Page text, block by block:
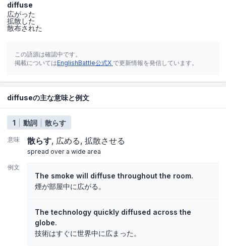
diffuse
広がった
拡散した
散布された
この語源は確認中です。
掲載についてはEnglishBattle公式X で更新情報を発信しています。
diffuseの主な意味と例文
1 動詞 散らす
意味 散らす 広める 拡散させる
spread over a wide area
例文
The smoke will diffuse throughout the room.
煙が部屋中に広がる。
The technology quickly diffused across the
globe.
技術はすぐに世界中に広まった。